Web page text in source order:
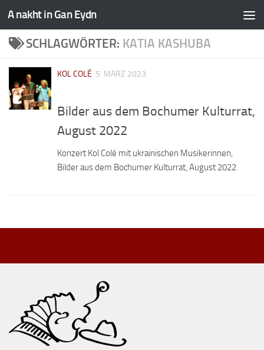
A nakht in Gan Eydn
SCHLAGWÖRTER: KATIA KASHUBA
KOL COLÉ 5. MÄRZ 2023
Bilder aus dem Bochumer Kulturrat,
August 2022
Konzert Kol Colé mit ukrainischen Musikerinnen,
Bilder aus dem Bochumer Kulturrat, August 2022